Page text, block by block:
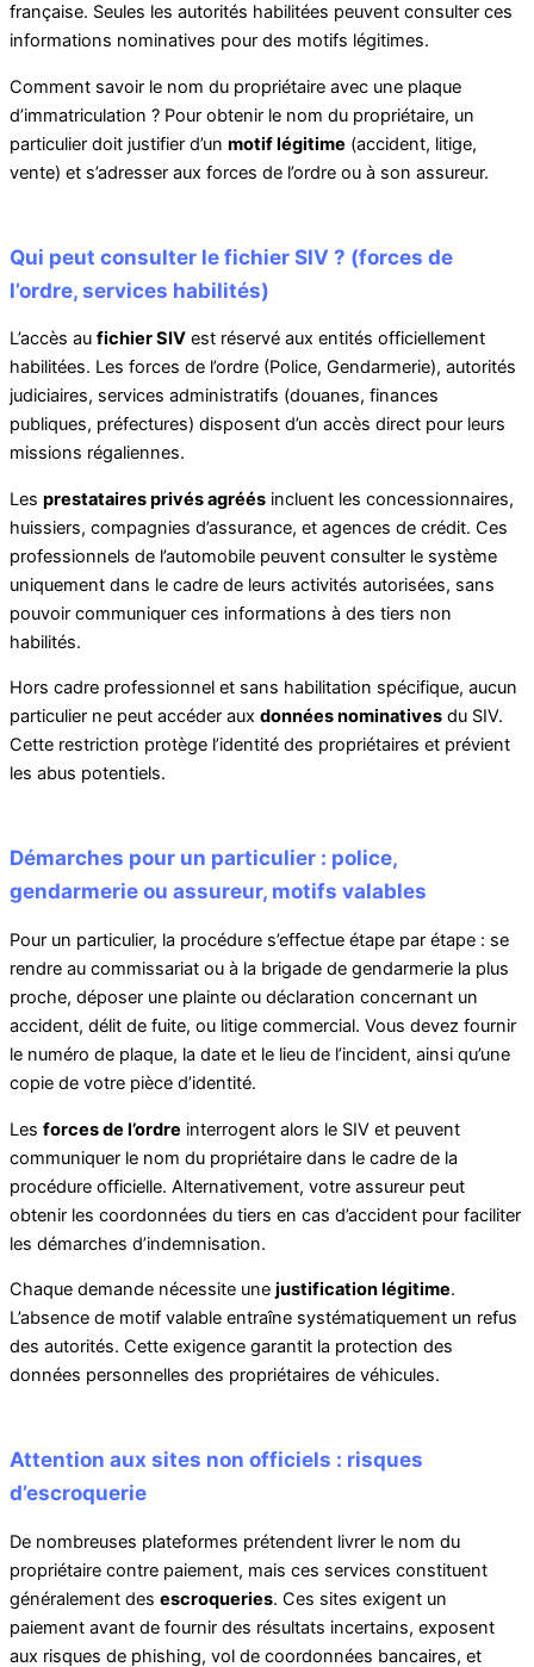
française. Seules les autorités habilitées peuvent consulter ces
informations nominatives pour des motifs légitimes.
Comment savoir le nom du propriétaire avec une plaque
d’immatriculation ? Pour obtenir le nom du propriétaire, un
particulier doit justifier d’un motif légitime (accident, litige,
vente) et s’adresser aux forces de l’ordre ou à son assureur.
Qui peut consulter le fichier SIV ? (forces de
l’ordre, services habilités)
L’accès au fichier SIV est réservé aux entités officiellement
habilitées. Les forces de l’ordre (Police, Gendarmerie), autorités
judiciaires, services administratifs (douanes, finances
publiques, préfectures) disposent d’un accès direct pour leurs
missions régaliennes.
Les prestataires privés agréés incluent les concessionnaires,
huissiers, compagnies d’assurance, et agences de crédit. Ces
professionnels de l’automobile peuvent consulter le système
uniquement dans le cadre de leurs activités autorisées, sans
pouvoir communiquer ces informations à des tiers non
habilités.
Hors cadre professionnel et sans habilitation spécifique, aucun
particulier ne peut accéder aux données nominatives du SIV.
Cette restriction protège l’identité des propriétaires et prévient
les abus potentiels.
Démarches pour un particulier : police,
gendarmerie ou assureur, motifs valables
Pour un particulier, la procédure s’effectue étape par étape : se
rendre au commissariat ou à la brigade de gendarmerie la plus
proche, déposer une plainte ou déclaration concernant un
accident, délit de fuite, ou litige commercial. Vous devez fournir
le numéro de plaque, la date et le lieu de l’incident, ainsi qu’une
copie de votre pièce d’identité.
Les forces de l’ordre interrogent alors le SIV et peuvent
communiquer le nom du propriétaire dans le cadre de la
procédure officielle. Alternativement, votre assureur peut
obtenir les coordonnées du tiers en cas d’accident pour faciliter
les démarches d’indemnisation.
Chaque demande nécessite une justification légitime.
L’absence de motif valable entraîne systématiquement un refus
des autorités. Cette exigence garantit la protection des
données personnelles des propriétaires de véhicules.
Attention aux sites non officiels : risques
d’escroquerie
De nombreuses plateformes prétendent livrer le nom du
propriétaire contre paiement, mais ces services constituent
généralement des escroqueries. Ces sites exigent un
paiement avant de fournir des résultats incertains, exposent
aux risques de phishing, vol de coordonnées bancaires, et